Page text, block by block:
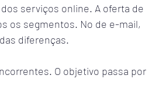
serviços online. A oferta de
os segmentos. No de e-mail,
diferenças.
O objetivo passa por